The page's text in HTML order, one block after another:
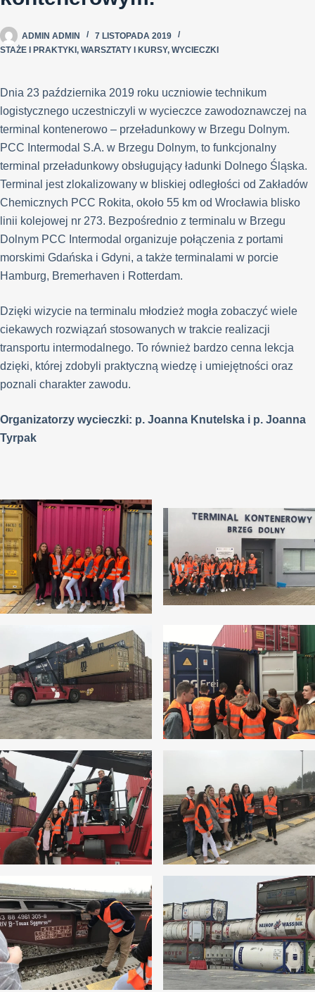
ADMIN ADMIN
7 LISTOPADA 2019
STAŻE I PRAKTYKI , WARSZTATY I KURSY, WYCIECZKI
Dnia 23 października 2019 roku uczniowie technikum
logistycznego uczestniczyli w wycieczce zawodoznawczej na
terminal kontenerowo – przeładunkowy w Brzegu Dolnym.
PCC Intermodal S.A. w Brzegu Dolnym, to funkcjonalny
terminal przeładunkowy obsługujący ładunki Dolnego Śląska.
Terminal jest zlokalizowany w bliskiej odległości od Zakładów
Chemicznych PCC Rokita, około 55 km od Wrocławia blisko
linii kolejowej nr 273. Bezpośrednio z terminalu w Brzegu
Dolnym PCC Intermodal organizuje połączenia z portami
morskimi Gdańska i Gdyni, a także terminalami w porcie
Hamburg, Bremerhaven i Rotterdam.
Dzięki wizycie na terminalu młodzież mogła zobaczyć wiele
ciekawych rozwiązań stosowanych w trakcie realizacji
transportu intermodalnego. To również bardzo cenna lekcja
dzięki, której zdobyli praktyczną wiedzę i umiejętności oraz
poznali charakter zawodu.
Organizatorzy wycieczki: p. Joanna Knutelska i p. Joanna
Tyrpak